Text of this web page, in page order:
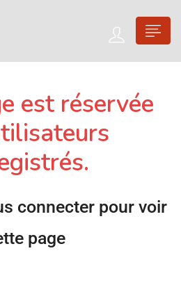
est réservée
connecter pour voir
page